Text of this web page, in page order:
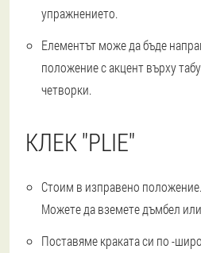
упражнението.
Елементът може да бъде
положение с акцент върху
четворки.
КЛЕК "PLIE"
Стоим в изправено
Можете да вземете дъмбел
Поставяме краката си по -